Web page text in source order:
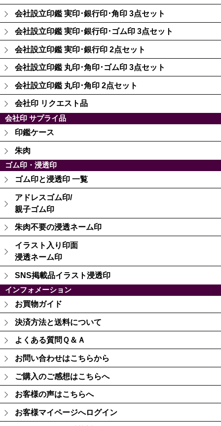
会社設立印鑑 実印･銀行印･角印 3点セット
会社設立印鑑 実印･銀行印･ゴム印 3点セット
会社設立印鑑 実印･銀行印 2点セット
会社設立印鑑 丸印･角印･ゴム印 3点セット
会社設立印鑑 丸印･角印 2点セット
会社印 リクエスト品
会社印 サプライ品
印鑑ケース
朱肉
ゴム印・浸透印
ゴム印と浸透印 一覧
アドレスゴム印/
親子ゴム印
朱肉不要の浸透ネーム印
イラスト入り印面
浸透ネーム印
SNS掲載品イラスト浸透印
インフォメーション
お買物ガイド
決済方法と送料について
よくある質問Ｑ＆Ａ
お問い合わせはこちらから
ご購入のご感想はこちらへ
お客様の声はこちらへ
お客様マイページへログイン